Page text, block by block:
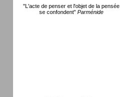
"L'acte de penser et l'objet de la pensée
se confondent" Parménide